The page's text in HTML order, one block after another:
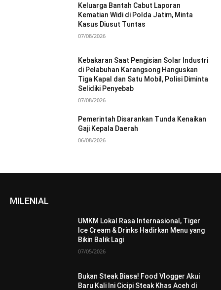
Keluarga Bantah Cabut Laporan
Kematian Widi di Polda Jatim, Minta
Kasus Diusut Tuntas
07/08/2026
Kebakaran Saat Pengisian Solar Industri
di Pelabuhan Karangsong Hanguskan
Tiga Kapal dan Satu Mobil, Polisi Diminta
Selidiki Penyebab
07/08/2026
Pemerintah Disarankan Tunda Kenaikan
Gaji Kepala Daerah
06/08/2026
MILENIAL
UMKM Lokal Rasa Internasional, Tiger
Ice Cream & Drinks Hadirkan Menu yang
Bikin Balik Lagi
07/05/2026
Bukan Steak Biasa! Food Vlogger Akui
Baru Kali Ini Cicipi Steak Khas Aceh di